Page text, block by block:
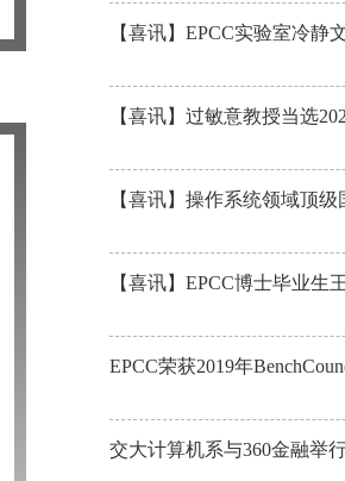
【喜讯】EPCC实验室冷静
【喜讯】过敏意教授当选
【喜讯】操作系统领域顶
【喜讯】EPCC博士毕业生
EPCC荣获2019年
交大计算机系与360金融举